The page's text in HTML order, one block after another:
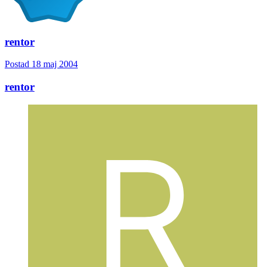
rentor
Postad 18 maj 2004
rentor